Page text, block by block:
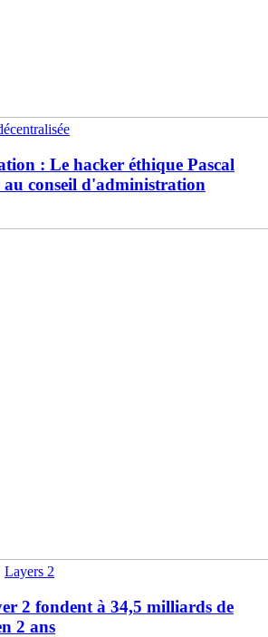
: Le hacker éthique Pascal
au conseil d'administration
Layers 2
2 fondent à 34,5 milliards de
2 ans